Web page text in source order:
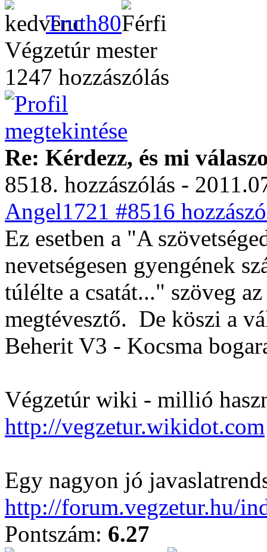
Truth80
Végzetúr mester
1247 hozzászólás
Re: Kérdezz, és mi
8518. hozzászólás -
Angel1721 #8516
Ez esetben a "A
nevetségesen gyengének
túlélte a csatát..." szöveg
megtévesztő. De köszi a
Beherit V3 - Kocsma
Végzetúr wiki - millió
http://vegzetur.wikidot.com
Egy nagyon jó
http://forum.vegzetur.hu/
Pontszám: 6.27